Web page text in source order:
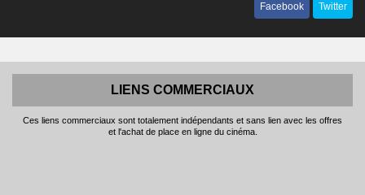
Facebook Twitter
LIENS COMMERCIAUX
Ces liens commerciaux sont totalement indépendants et sans lien avec les offres
et l'achat de place en ligne du cinéma.